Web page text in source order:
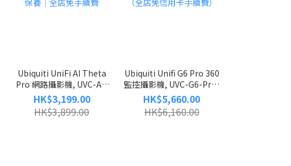
Ubiquiti UniFi AI Theta
Pro 網路攝影機, UVC-AI-
Theta-Pro︱一年香港行貨
保養｜全店免手續費
HK$3,199.00
HK$3,899.00
Ubiquiti Unifi G6 Pro 360
監控攝影機, UVC-G6-Pro-
360｜一年原廠保養（全店
免信用卡手續費）
HK$5,660.00
HK$6,160.00